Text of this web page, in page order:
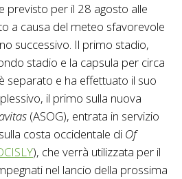
previsto per il 28 agosto alle
a causa del meteo sfavorevole
successivo. Il primo stadio,
stadio e la capsula per circa
separato e ha effettuato il suo
il primo sulla nuova
(ASOG), entrata in servizio
costa occidentale di Of
), che verrà utilizzata per il
nel lancio della prossima